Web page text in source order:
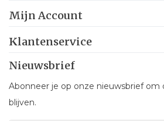
Mijn Account
Klantenservice
Nieuwsbrief
Abonneer je op onze nieuwsbrief
blijven.